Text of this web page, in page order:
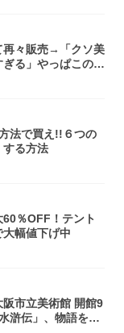
再々販売→「クソ美
る」やっぱこのク
法で買え!!６つの
する方法
％OFF！テント
幅値下げ中
阪市立美術館 開館9
滸伝」、物語を知